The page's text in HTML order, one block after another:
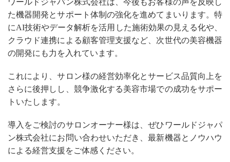
ワールドジャパン株式会社は、今後もお客様の声を反映し
た機器開発とサポート体制の強化を進めてまいります。特
にAI技術やデータ解析を活用した施術効果の見える化や、
クラウド連携による顧客管理支援など、次世代の美容機器
の開発にも力を入れています。
これにより、サロン様の経営効率化とサービス品質向上を
さらに後押しし、競争激化する美容市場での成功をサポー
トいたします。
導入をご検討のサロンオーナー様は、ぜひワールドジャパ
ン株式会社にお問い合わせいただき、最新機器とノウハウ
による経営支援をご体感ください。